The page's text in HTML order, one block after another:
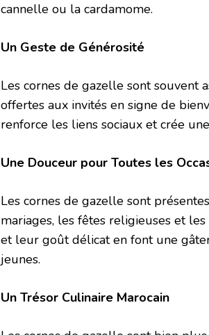
cannelle ou la cardamome.
Un Geste de Générosité
Les cornes de gazelle sont souvent
offertes aux invités en signe de
renforce les liens sociaux et crée
Une Douceur pour Toutes les
Les cornes de gazelle sont
mariages, les fêtes religieuses et
et leur goût délicat en font une
jeunes.
Un Trésor Culinaire Marocain